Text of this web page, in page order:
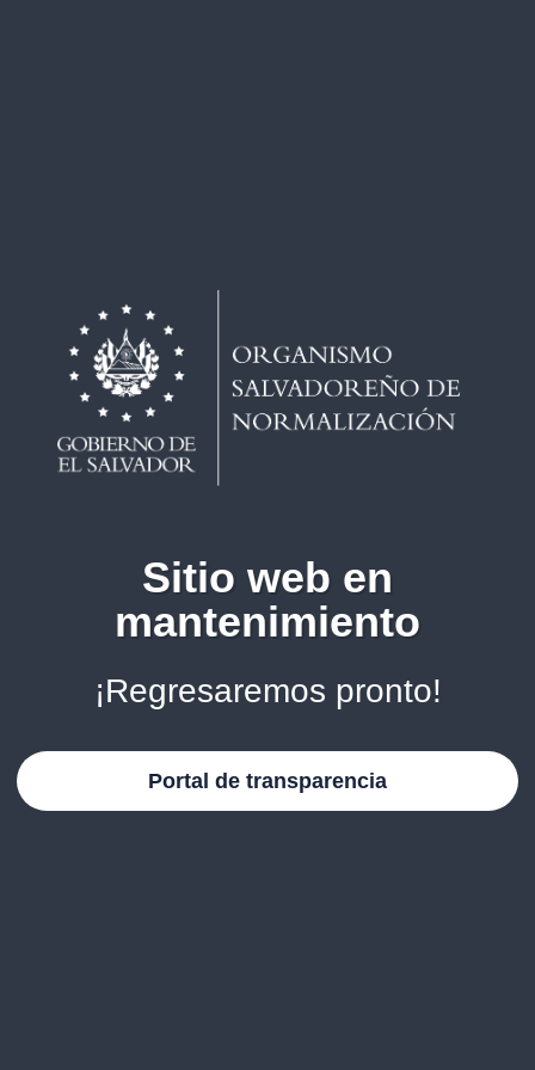
Sitio web en
mantenimiento
¡Regresaremos pronto!
Portal de transparencia